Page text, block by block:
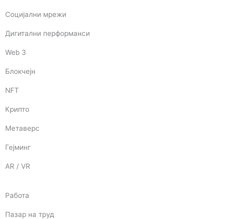
Социјални мрежи
Дигитални перформанси
Web 3
Блокчејн
NFT
Крипто
Метаверс
Гејминг
AR / VR
Работа
Пазар на труд